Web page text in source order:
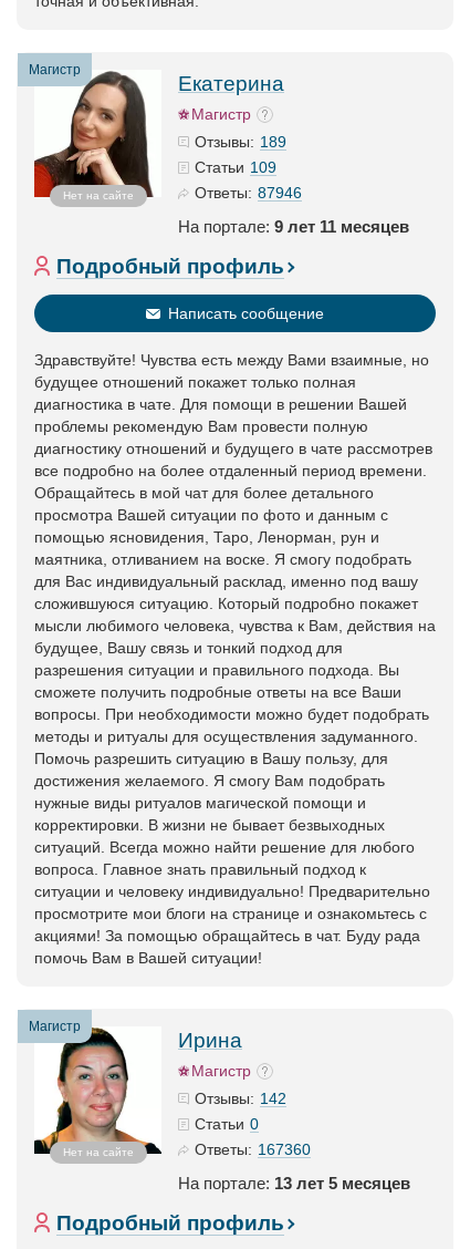
Магистр
Нет на сайте
Екатерина
Магистр
Отзывы: 189
Статьи 109
Ответы: 87946
На портале: 9 лет 11 месяцев
Подробный профиль
Написать сообщение
Здравствуйте! Чувства есть между Вами взаимные, но
будущее отношений покажет только полная
диагностика в чате. Для помощи в решении Вашей
проблемы рекомендую Вам провести полную
диагностику отношений и будущего в чате рассмотрев
все подробно на более отдаленный период времени.
Обращайтесь в мой чат для более детального
просмотра Вашей ситуации по фото и данным с
помощью ясновидения, Таро, Ленорман, рун и
маятника, отливанием на воске. Я смогу подобрать
для Вас индивидуальный расклад, именно под вашу
сложившуюся ситуацию. Который подробно покажет
мысли любимого человека, чувства к Вам, действия на
будущее, Вашу связь и тонкий подход для
разрешения ситуации и правильного подхода. Вы
сможете получить подробные ответы на все Ваши
вопросы. При необходимости можно будет подобрать
методы и ритуалы для осуществления задуманного.
Помочь разрешить ситуацию в Вашу пользу, для
достижения желаемого. Я смогу Вам подобрать
нужные виды ритуалов магической помощи и
корректировки. В жизни не бывает безвыходных
ситуаций. Всегда можно найти решение для любого
вопроса. Главное знать правильный подход к
ситуации и человеку индивидуально! Предварительно
просмотрите мои блоги на странице и ознакомьтесь с
акциями! За помощью обращайтесь в чат. Буду рада
помочь Вам в Вашей ситуации!
Магистр
Нет на сайте
Ирина
Магистр
Отзывы: 142
Статьи 0
Ответы: 167360
На портале: 13 лет 5 месяцев
Подробный профиль